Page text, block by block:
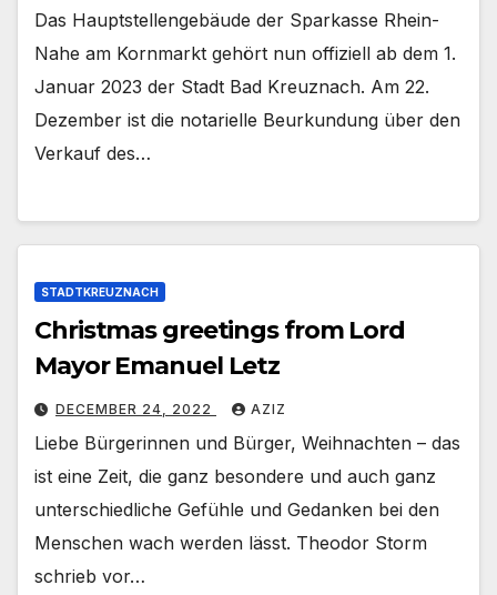
Das Hauptstellengebäude der Sparkasse Rhein-
Nahe am Kornmarkt gehört nun offiziell ab dem 1.
Januar 2023 der Stadt Bad Kreuznach. Am 22.
Dezember ist die notarielle Beurkundung über den
Verkauf des…
STADTKREUZNACH
Christmas greetings from Lord
Mayor Emanuel Letz
DECEMBER 24, 2022 AZIZ
Liebe Bürgerinnen und Bürger, Weihnachten – das
ist eine Zeit, die ganz besondere und auch ganz
unterschiedliche Gefühle und Gedanken bei den
Menschen wach werden lässt. Theodor Storm
schrieb vor…